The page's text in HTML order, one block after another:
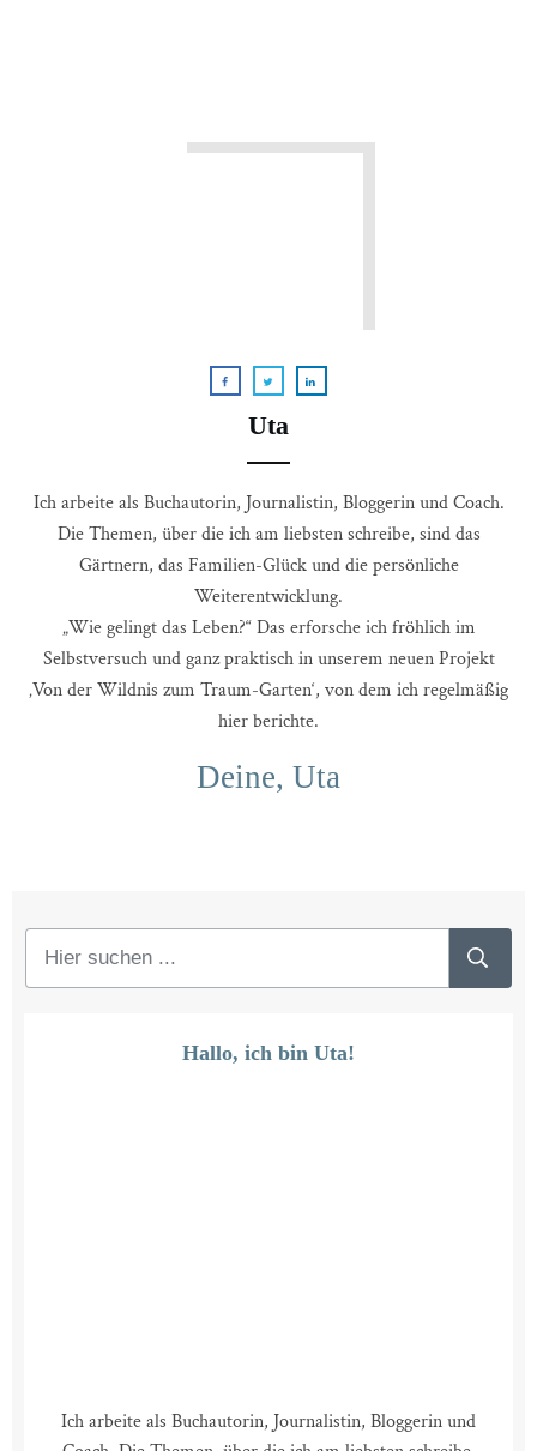
Uta
Ich arbeite als Buchautorin, Journalistin, Bloggerin und Coach.
Die Themen, über die ich am liebsten schreibe, sind das
Gärtnern, das Familien-Glück und die persönliche
Weiterentwicklung.
„Wie gelingt das Leben?“ Das erforsche ich fröhlich im
Selbstversuch und ganz praktisch in unserem neuen Projekt
‚Von der Wildnis zum Traum-Garten‘, von dem ich regelmäßig
hier berichte.
Deine, Uta
Hallo, ich bin Uta!
Ich arbeite als Buchautorin, Journalistin, Bloggerin und